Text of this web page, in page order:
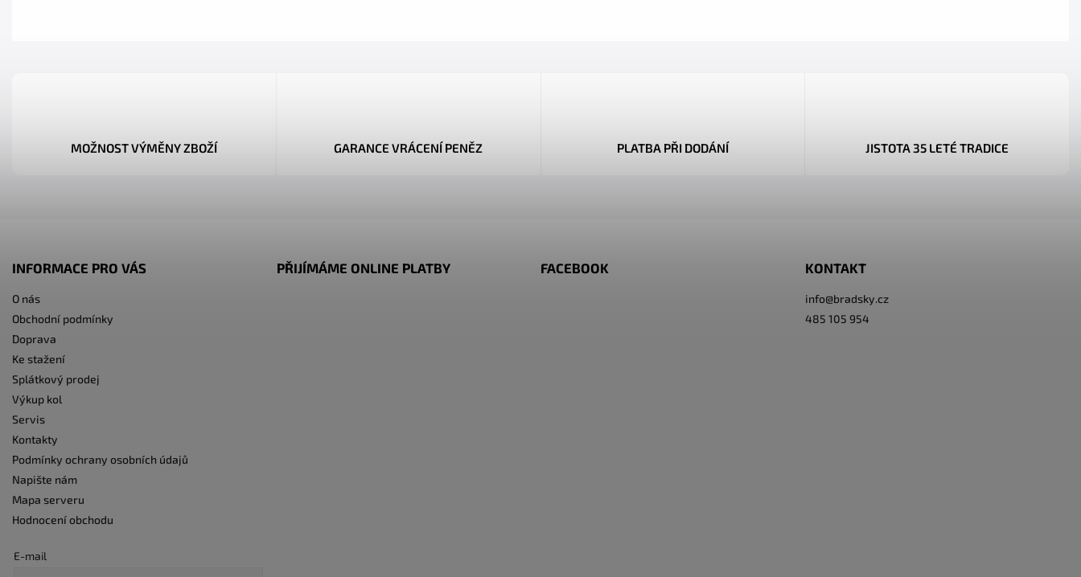
MOŽNOST VÝMĚNY ZBOŽÍ GARANCE VRÁCENÍ PENĚZ PLATBA PŘI DODÁNÍ JISTOTA 35 LETÉ TRADICE
INFORMACE PRO VÁS
O nás
Obchodní podmínky
Doprava
Ke stažení
Splátkový prodej
Výkup kol
Servis
Kontakty
Podmínky ochrany osobních údajů
Napište nám
Mapa serveru
Hodnocení obchodu
PŘIJÍMÁME ONLINE PLATBY FACEBOOK KONTAKT
info@bradsky.cz
485 105 954
E-mail